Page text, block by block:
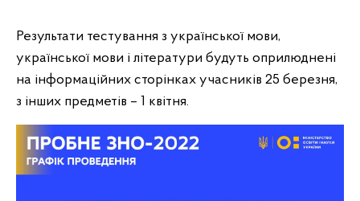
Результати тестування з української мови,
української мови і літератури будуть оприлюднені
на інформаційних сторінках учасників 25 березня,
з інших предметів – 1 квітня.